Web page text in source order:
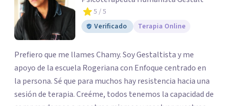
5 / 5
Verificado
Terapia Online
Prefiero que me llames Chamy. Soy Gestaltista y me
apoyo de la escuela Rogeriana con Enfoque centrado en
la persona. Sé que para muchos hay resistencia hacia una
sesión de terapia. Creéme, todos tenemos la capacidad de